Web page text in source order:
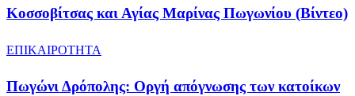
Κοσσοβίτσας και Αγίας Μαρίνας Πωγωνίου (Βίντεο)
ΕΠΙΚΑΙΡΟΤΗΤΑ
Πωγώνι Δρόπολης: Οργή απόγνωσης των κατοίκων